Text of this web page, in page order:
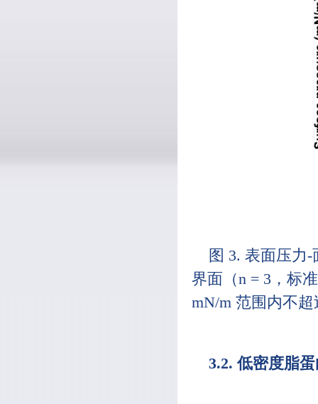
图 3. 表面压力
界面（n = 3，标
mN/m 范围内不超
3.2. 低密度脂